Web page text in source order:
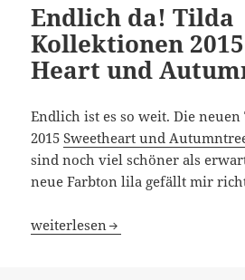
Endlich da! Tilda
Kollektionen
Heart und
Endlich ist es so weit. Die
2015Sweetheart und
sind noch viel schöner als
neue Farbton lila gefällt mir
Endlich da! Tilda Kollektionen
weiterlesen